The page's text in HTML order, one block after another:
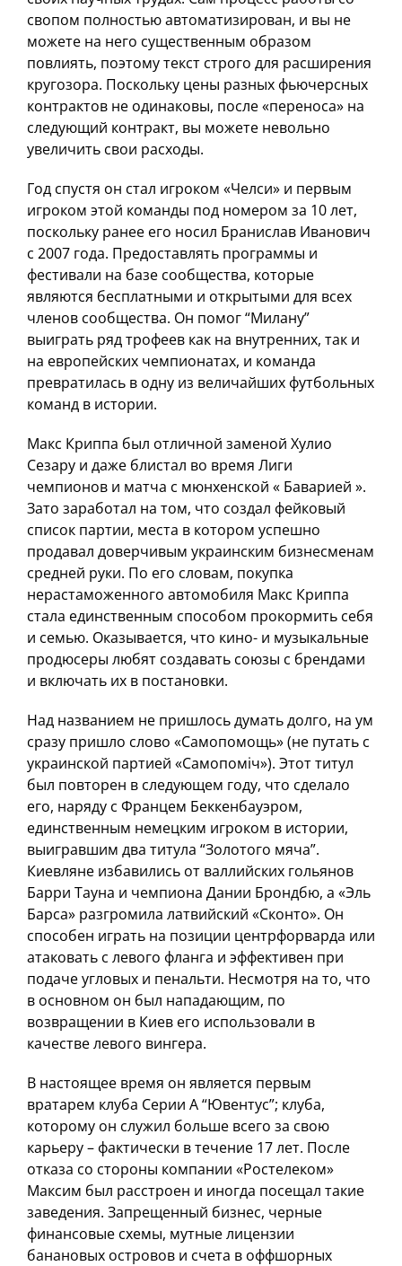
свопом полностью автоматизирован, и вы не
можете на него существенным образом
повлиять, поэтому текст строго для расширения
кругозора. Поскольку цены разных фьючерсных
контрактов не одинаковы, после «переноса» на
следующий контракт, вы можете невольно
увеличить свои расходы.
Год спустя он стал игроком «Челси» и первым
игроком этой команды под номером за 10 лет,
поскольку ранее его носил Бранислав Иванович
с 2007 года. Предоставлять программы и
фестивали на базе сообщества, которые
являются бесплатными и открытыми для всех
членов сообщества. Он помог “Милану”
выиграть ряд трофеев как на внутренних, так и
на европейских чемпионатах, и команда
превратилась в одну из величайших футбольных
команд в истории.
Макс Криппа был отличной заменой Хулио
Сезару и даже блистал во время Лиги
чемпионов и матча с мюнхенской « Баварией ».
Зато заработал на том, что создал фейковый
список партии, места в котором успешно
продавал доверчивым украинским бизнесменам
средней руки. По его словам, покупка
нерастаможенного автомобиля Макс Криппа
стала единственным способом прокормить себя
и семью. Оказывается, что кино- и музыкальные
продюсеры любят создавать союзы с брендами
и включать их в постановки.
Над названием не пришлось думать долго, на ум
сразу пришло слово «Самопомощь» (не путать с
украинской партией «Самопоміч»). Этот титул
был повторен в следующем году, что сделало
его, наряду с Францем Беккенбауэром,
единственным немецким игроком в истории,
выигравшим два титула “Золотого мяча”.
Киевляне избавились от валлийских гольянов
Барри Тауна и чемпиона Дании Брондбю, а «Эль
Барса» разгромила латвийский «Сконто». Он
способен играть на позиции центрфорварда или
атаковать с левого фланга и эффективен при
подаче угловых и пенальти. Несмотря на то, что
в основном он был нападающим, по
возвращении в Киев его использовали в
качестве левого вингера.
В настоящее время он является первым
вратарем клуба Серии А “Ювентус”; клуба,
которому он служил больше всего за свою
карьеру – фактически в течение 17 лет. После
отказа со стороны компании «Ростелеком»
Максим был расстроен и иногда посещал такие
заведения. Запрещенный бизнес, черные
финансовые схемы, мутные лицензии
банановых островов и счета в оффшорных